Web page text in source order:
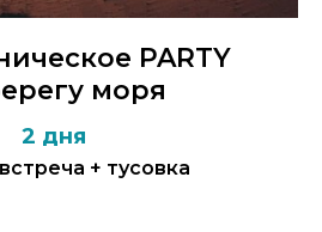
PARTY
моря
2 дня
+ тусовка